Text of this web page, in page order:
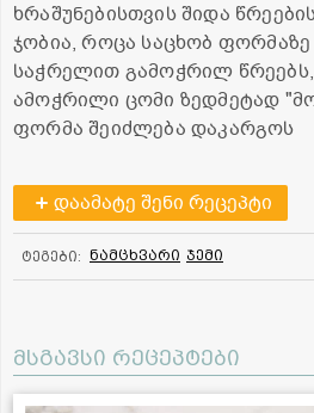
ხრაშუნებისთვის შიდა
ჯობია, როცა საცხობ
საჭრელით გამოჭრილ
ამოჭრილი ცომი ზედმეტად
ფორმა შეიძლება დაკარგოს
დაამატე შენი რეცეპტი
ტეგები: ნამცხვარი ჯემი
მსგავსი რეცეპტები